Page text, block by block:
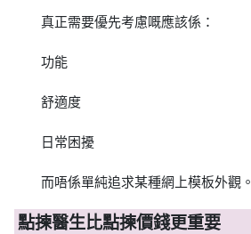
真正需要優先考慮嘅應該係：
功能
舒適度
日常困擾
而唔係單純追求某種網上模板外觀。
點揀醫生比點揀價錢更重要